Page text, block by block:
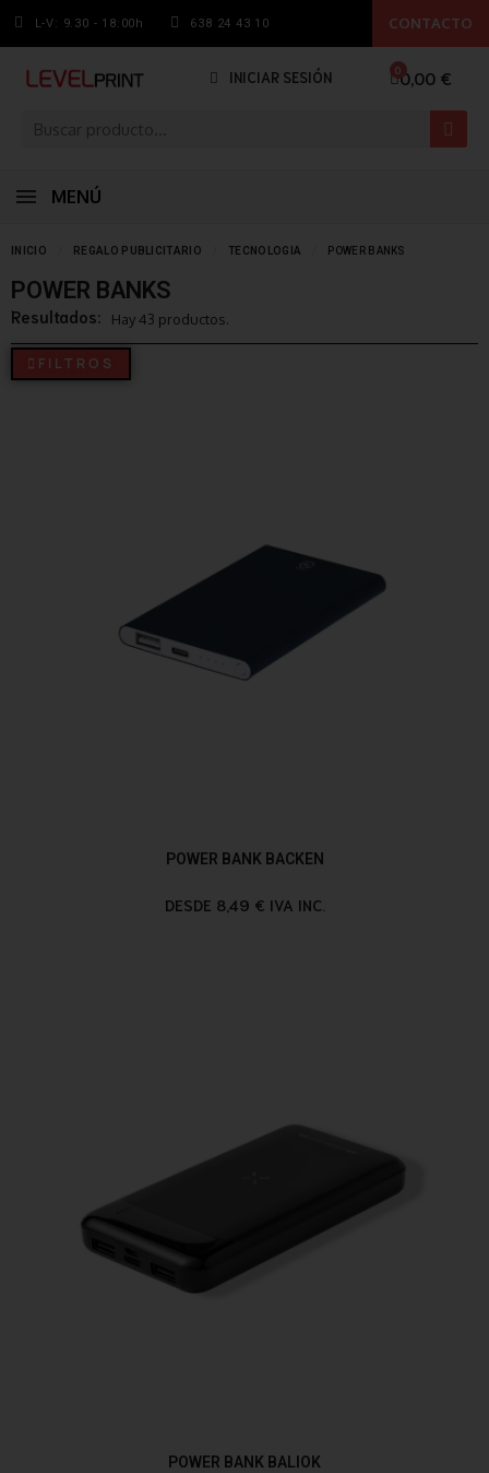
L-V: 9.30 - 18:00h 638 24 43 10 CONTACTO
INICIAR SESIÓN 0,00 €
MENÚ
INICIO REGALO PUBLICITARIO TECNOLOGIA POWER BANKS
POWER BANKS
Resultados: Hay 43 productos.
FILTROS
POWER BANK BACKEN
DESDE 8,49 € IVA INC.
POWER BANK BALIOK